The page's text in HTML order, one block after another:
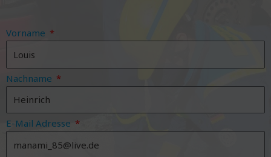
Vorname
Nachname
E-Mail Adresse